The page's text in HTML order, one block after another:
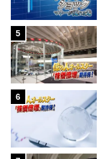
5
6